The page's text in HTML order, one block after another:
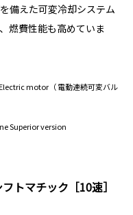
備えた可変冷却システム
燃費性能も高めていま
motor（ 電動連続可変バル
Superior version
トマチック［10速］